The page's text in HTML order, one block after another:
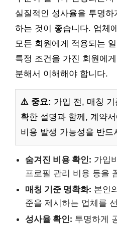
실질적인 성사율을 투명
하는 것이 좋습니다. 업체
모든 회원에게 적용되는
특정 조건을 가진 회원에
분해서 이해해야 합니다.
⚠️ 중요: 가입 전, 매칭
확한 설명과 함께, 계약
비용 발생 가능성을 반드
숨겨진 비용 확인: 가입
프로필 관리 비용 등을
매칭 기준 명확화: 본인
준을 제시하는 업체를
성사율 확인: 투명하게